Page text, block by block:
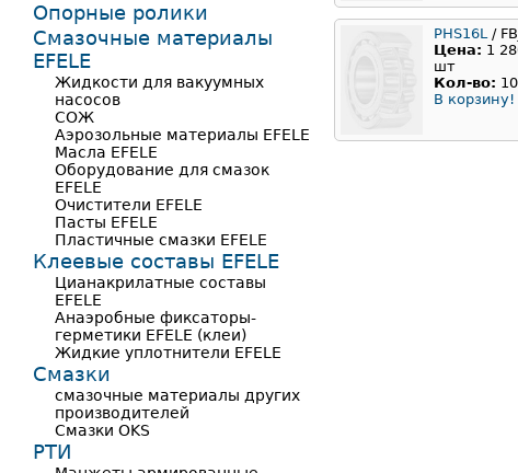
PHS16L/
Цена: 1
шт
Кол-во: 10
В корзину!
Опорные ролики
Смазочные материалы
EFELE
Жидкости для вакуумных
насосов
СОЖ
Аэрозольные материалы EFELE
Масла EFELE
Оборудование для смазок
EFELE
Очистители EFELE
Пасты EFELE
Пластичные смазки EFELE
Клеевые составы EFELE
Цианакрилатные составы
EFELE
Анаэробные фиксаторы-
герметики EFELE (клеи)
Жидкие уплотнители EFELE
Смазки
смазочные материалы других
производителей
Смазки OKS
РТИ